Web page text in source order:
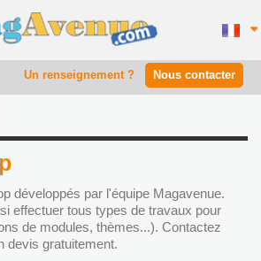
Un renseignement ? Nous contacter
développés par l'équipe Magavenue.
effectuer tous types de travaux pour
de modules, thèmes...). Contactez
devis gratuitement.